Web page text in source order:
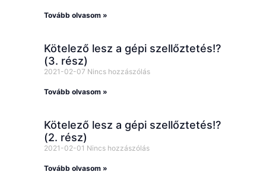
Tovább olvasom »
Kötelező lesz a gépi szellőztetés!?
(3. rész)
2021-02-07 Nincs hozzászólás
Tovább olvasom »
Kötelező lesz a gépi szellőztetés!?
(2. rész)
2021-02-01 Nincs hozzászólás
Tovább olvasom »